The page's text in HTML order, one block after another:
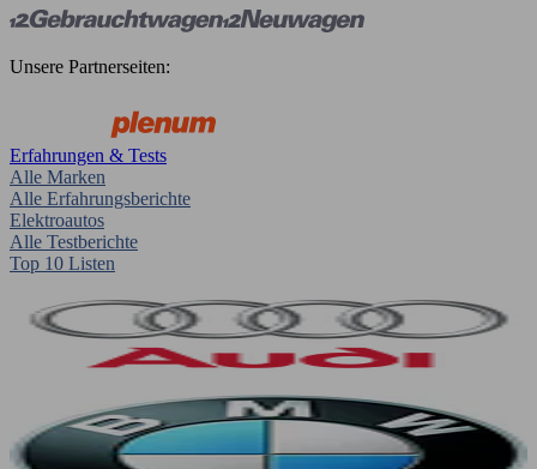
Unsere Partnerseiten:
Erfahrungen & Tests
Alle Marken
Alle Erfahrungsberichte
Elektroautos
Alle Testberichte
Top 10 Listen